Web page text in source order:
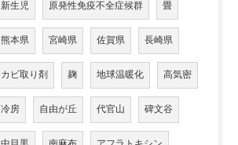
新生児 原発性免疫不全症候群 畳
熊本県 宮崎県 佐賀県 長崎県
カビ取り剤 麹 地球温暖化 高気密
冷房 自由が丘 代官山 碑文谷